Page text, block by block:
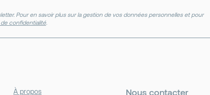
Pour en savoir plus sur la gestion de vos données personnelles et pour
confidentialité
À propos Nous contacter